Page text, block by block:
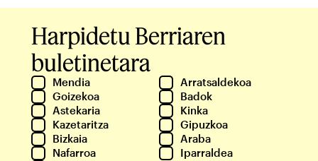
Harpidetu Berriaren
buletinetara
Mendia
Arratsaldekoa
Goizekoa
Badok
Astekaria
Kinka
Kazetaritza
Gipuzkoa
Bizkaia
Araba
Nafarroa
Iparraldea